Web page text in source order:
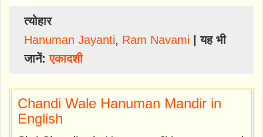
त्योहार
Hanuman Jayanti, Ram Navami | यह भी
जानें:एकादशी
Chandi Wale Hanuman Mandir in
English